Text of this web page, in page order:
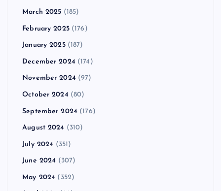
March 2025 (185)
February 2025(176)
January 2025(187)
December 2024 (174)
November 2024 (97)
October 2024 (80)
September 2024 (176)
August 2024 (310)
July 2024 (351)
June 2024 (307)
May 2024 (352)